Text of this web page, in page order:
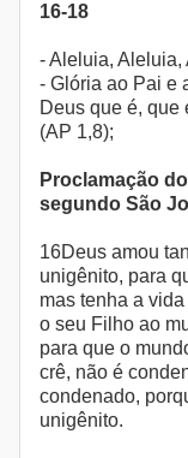
16-18
- Aleluia, Aleluia,
- Glória ao Pai e
Deus que é, que
(AP 1,8);
Proclamação
segundo São
16Deus amou
unigênito, para
mas tenha a
o seu Filho ao
para que o
crê, não é
condenado,
unigênito.